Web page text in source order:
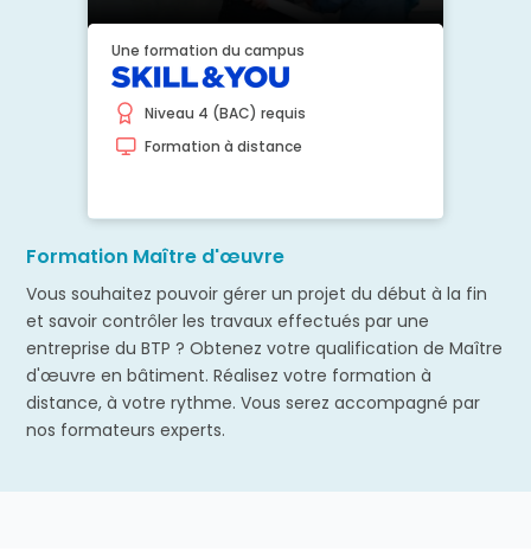
Une formation du campus
Niveau 4 (BAC) requis
Formation à distance
Formation Maître d'œuvre
Vous souhaitez pouvoir gérer un projet du début à la fin
et savoir contrôler les travaux effectués par une
entreprise du BTP ? Obtenez votre qualification de Maître
d'œuvre en bâtiment. Réalisez votre formation à
distance, à votre rythme. Vous serez accompagné par
nos formateurs experts.